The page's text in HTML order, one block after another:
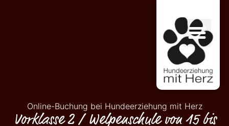
Online-Buchung bei Hundeerziehung mit Herz
Vorklasse 2 / Welpenschule von 15 bis